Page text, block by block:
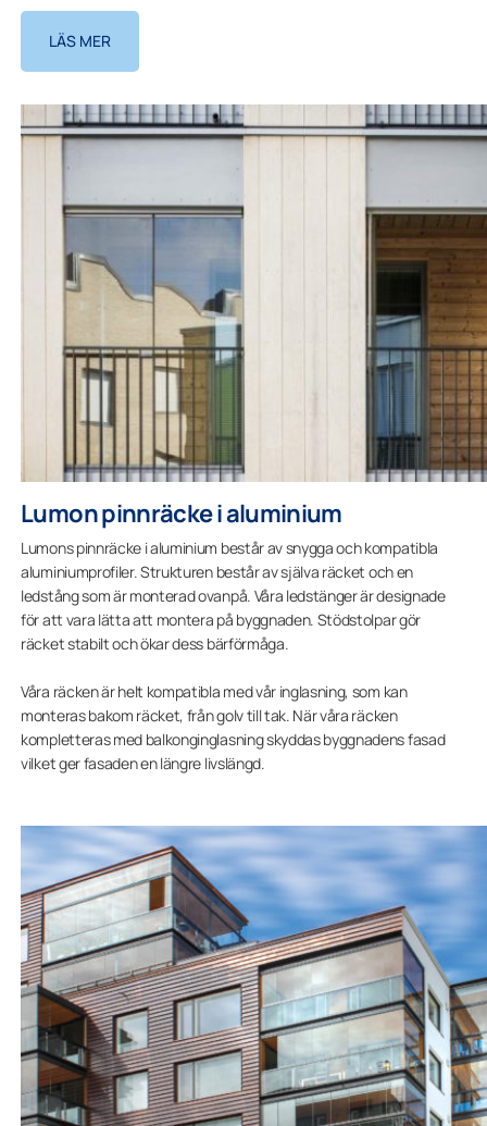
LÄS MER
Lumon pinnräcke i aluminium
Lumons pinnräcke i aluminium består av snygga och kompatibla
aluminiumprofiler. Strukturen består av själva räcket och en
ledstång som är monterad ovanpå. Våra ledstänger är designade
för att vara lätta att montera på byggnaden. Stödstolpar gör
räcket stabilt och ökar dess bärförmåga.
Våra räcken är helt kompatibla med vår inglasning, som kan
monteras bakom räcket, från golv till tak. När våra räcken
kompletteras med balkonginglasning skyddas byggnadens fasad
vilket ger fasaden en längre livslängd.